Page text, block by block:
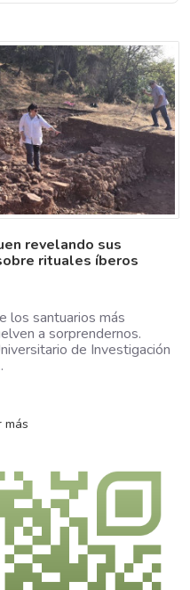
revelando sus
rituales íberos
los santuarios más
a sorprendernos.
de Investigación
más